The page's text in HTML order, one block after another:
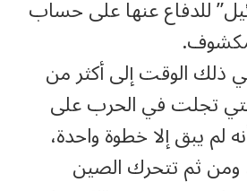
للدفاع عنها على حساب
الوقت إلى أكثر من
تجلت في الحرب على
لم يبق إلا خطوة واحدة،
ثم تتحرك الصين